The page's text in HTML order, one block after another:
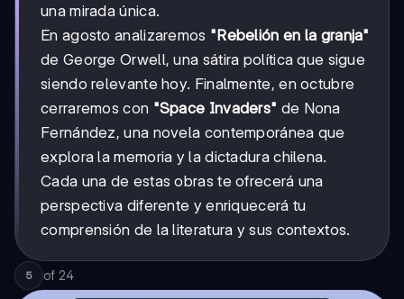
una mirada única.
En agosto analizaremos "Rebelión en la granja"
de George Orwell, una sátira política que sigue
siendo relevante hoy. Finalmente, en octubre
cerraremos con "Space Invaders" de Nona
Fernández, una novela contemporánea que
explora la memoria y la dictadura chilena.
Cada una de estas obras te ofrecerá una
perspectiva diferente y enriquecerá tu
comprensión de la literatura y sus contextos.
5 of 24